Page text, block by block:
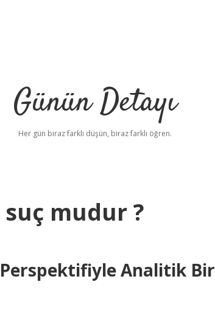
Günün Detayı
Her gün biraz farklı düşün, biraz farklı öğren.
mudur ?
Analitik Bir